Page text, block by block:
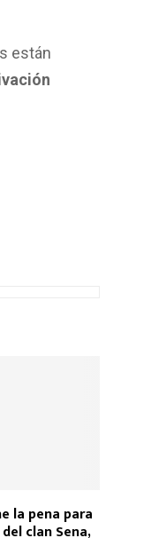
están
la pena para
clan Sena,